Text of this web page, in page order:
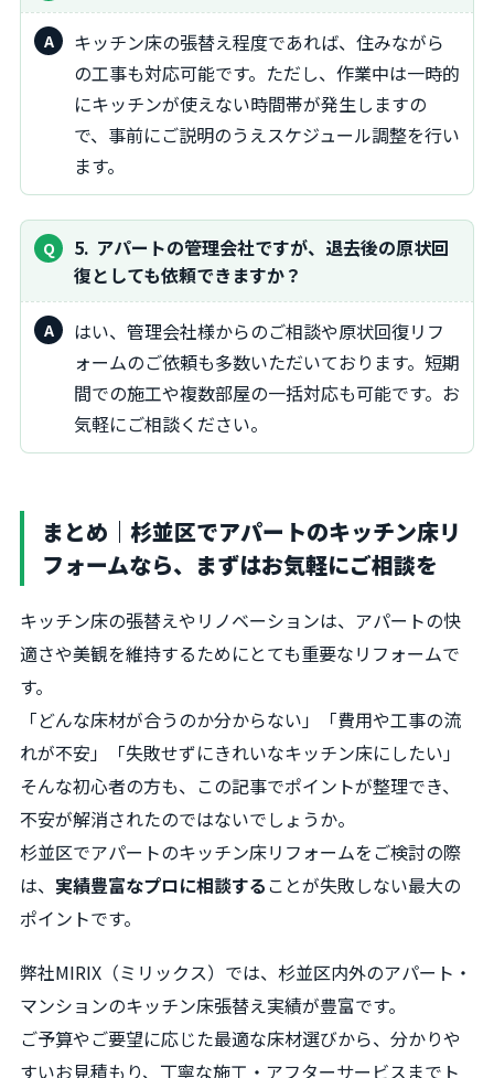
キッチン床の張替え程度であれば、住みながら
の工事も対応可能です。ただし、作業中は一時的
にキッチンが使えない時間帯が発生しますの
で、事前にご説明のうえスケジュール調整を行い
ます。
5 アパートの管理会社ですが、退去後の原状回
復としても依頼できますか？
はい、管理会社様からのご相談や原状回復リフ
ォームのご依頼も多数いただいております。短期
間での施工や複数部屋の一括対応も可能です。お
気軽にご相談ください。
まとめ｜杉並区でアパートのキッチン床リ
フォームなら、まずはお気軽にご相談を
キッチン床の張替えやリノベーションは、アパートの快
適さや美観を維持するためにとても重要なリフォームで
す。
「どんな床材が合うのか分からない」「費用や工事の流
れが不安」「失敗せずにきれいなキッチン床にしたい」
そんな初心者の方も、この記事でポイントが整理でき、
不安が解消されたのではないでしょうか。
杉並区でアパートのキッチン床リフォームをご検討の際
は、 実績豊富なプロに相談することが失敗しない最大の
ポイントです。
弊社MIRIX（ミリックス）では、杉並区内外のアパート・
マンションのキッチン床張替え実績が豊富です。
ご予算やご要望に応じた最適な床材選びから、分かりや
すいお見積もり、丁寧な施工・アフターサービスまでト